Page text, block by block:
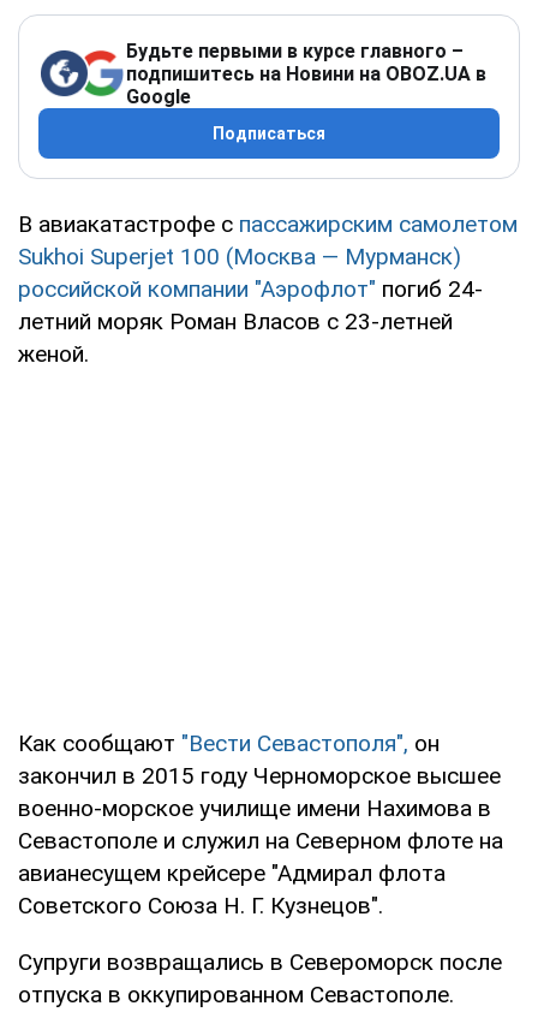
Будьте первыми в курсе главного –
подпишитесь на Новини на OBOZ.UA в
Google
Подписаться
В авиакатастрофе с пассажирским самолетом
Sukhoi Superjet 100 (Москва — Мурманск)
российской компании "Аэрофлот" погиб 24-
летний моряк Роман Власов с 23-летней
женой.
Как сообщают "Вести Севастополя", он
закончил в 2015 году Черноморское высшее
военно-морское училище имени Нахимова в
Севастополе и служил на Северном флоте на
авианесущем крейсере "Адмирал флота
Советского Союза Н. Г. Кузнецов".
Супруги возвращались в Североморск после
отпуска в оккупированном Севастополе.